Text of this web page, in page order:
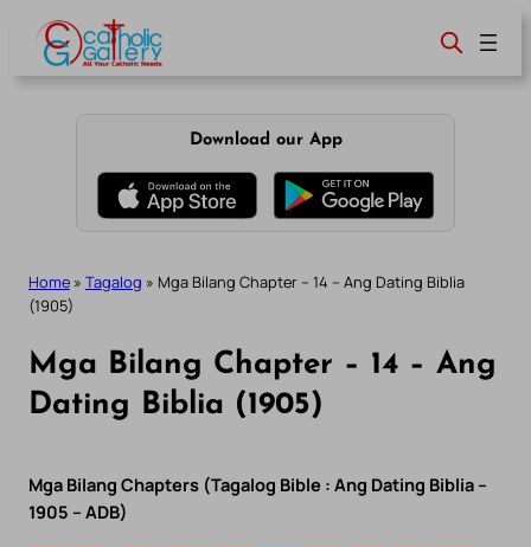
content
Download our App
Home » Tagalog » Mga Bilang Chapter – 14 – Ang Dating Biblia
(1905)
Mga Bilang Chapter – 14 – Ang
Dating Biblia (1905)
Mga Bilang Chapters (Tagalog Bible : Ang Dating Biblia –
1905 – ADB)